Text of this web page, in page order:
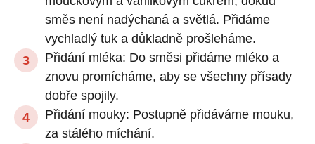
směs není nadýchaná a světlá. Přidáme
vychladlý tuk a důkladně prošleháme.
Přidání mléka: Do směsi přidáme mléko a
znovu promícháme, aby se všechny přísady
dobře spojily.
Přidání mouky: Postupně přidáváme mouku,
za stálého míchání.